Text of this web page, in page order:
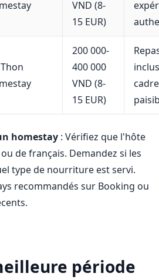
VND (8-
15 EUR)
200 000-
400 000
VND (8-
15 EUR)
cadre
homestay : Vérifiez que l'hôte
de français. Demandez si les
type de nourriture est servi.
recommandés sur Booking ou
période